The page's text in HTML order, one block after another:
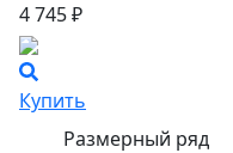
4 745 ₽
Купить
Размерный ряд